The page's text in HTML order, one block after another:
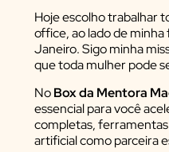
Hoje escolho trabalhar
office, ao lado de minha
Janeiro. Sigo minha
que toda mulher pode
NoBox da Mentora
essencial para você
completas,
artificial como parceira